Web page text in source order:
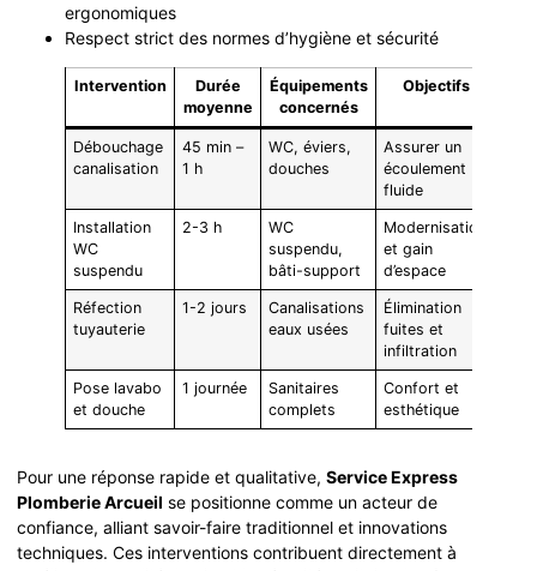
ergonomiques
Respect strict des normes d’hygiène et sécurité
Intervention
Durée
moyenne
Équipements
concernés
Objectifs
Débouchage
canalisation
45 min –
1 h
WC, éviers,
douches
Assurer un
écoulement
fluide
Installation
WC
suspendu
2-3 h
WC
suspendu,
bâti-support
Modernisation
et gain
d’espace
Réfection
tuyauterie
1-2 jours
Canalisations
eaux usées
Élimination
fuites et
infiltration
Pose lavabo
et douche
1 journée
Sanitaires
complets
Confort et
esthétique
Pour une réponse rapide et qualitative, Service Express
Plomberie Arcueil se positionne comme un acteur de
confiance, alliant savoir-faire traditionnel et innovations
techniques. Ces interventions contribuent directement à